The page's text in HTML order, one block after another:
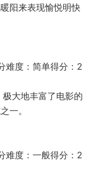
阳来表现愉悦明快
难度：简单得分：2
极大地丰富了电影的
一。
难度：一般得分：2